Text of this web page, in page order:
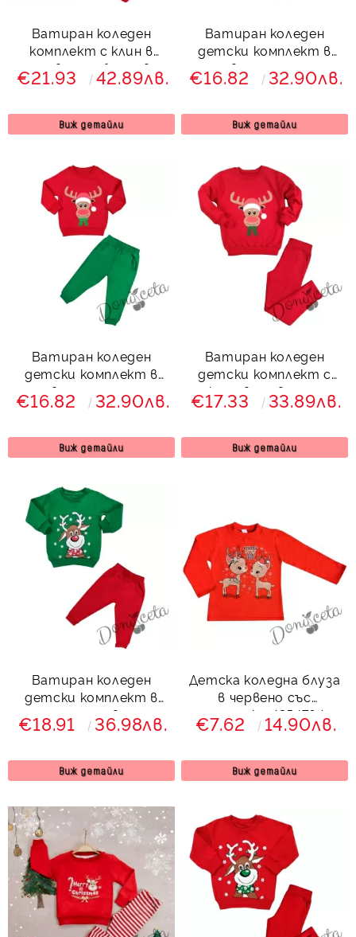
Ватиран коледен
комплект с клин в
червено с блуза в
червено с елен
€21.93 42.89лв.
Виж детайли
Ватиран коледен
детски комплект в
червено с еленче
8544663
€16.82 32.90лв.
Виж детайли
Ватиран коледен
детски комплект в
червено и зелено с
еленче 857773
€16.82 32.90лв.
Виж детайли
Ватиран коледен
детски комплект с
клин в червено с
еленче 83554223
€17.33 33.89лв.
Виж детайли
Ватиран коледен
детски комплект в
зелено и червено с
елен 7866541 Звън
€18.91 36.98лв.
Виж детайли
Детска коледна блуза
в червено със
сърнички 4354764
€7.62 14.90лв.
Виж детайли